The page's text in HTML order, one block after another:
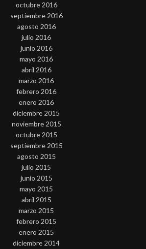
octubre 2016
septiembre 2016
agosto 2016
julio 2016
junio 2016
mayo 2016
abril 2016
marzo 2016
febrero 2016
enero 2016
diciembre 2015
noviembre 2015
octubre 2015
septiembre 2015
agosto 2015
julio 2015
junio 2015
mayo 2015
abril 2015
marzo 2015
febrero 2015
enero 2015
diciembre 2014